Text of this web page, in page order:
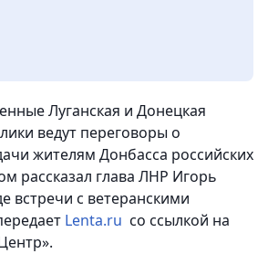
Луганская и Донецкая
ведут переговоры о
жителям Донбасса российских
рассказал глава ЛНР Игорь
встречи с ветеранскими
Lenta.ru со ссылкой на